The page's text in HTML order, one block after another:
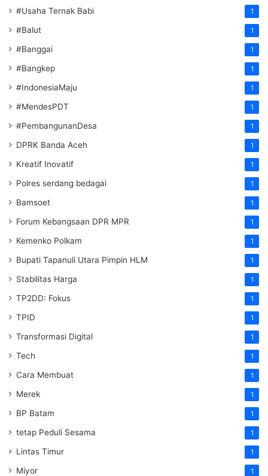
#Usaha Ternak Babi 1
#Balut 1
#Banggai 1
#Bangkep 1
#IndonesiaMaju 1
#MendesPDT 1
#PembangunanDesa 1
DPRK Banda Aceh 1
Kreatif Inovatif 1
Polres serdang bedagai 1
Bamsoet 1
Forum Kebangsaan DPR MPR 1
Kemenko Polkam 1
‎Bupati Tapanuli Utara Pimpin HLM 1
Stabilitas Harga 1
TP2DD: Fokus 1
TPID 1
Transformasi Digital 1
Tech 1
Cara Membuat 1
Merek 1
BP Batam 1
tetap Peduli Sesama 1
Lintas Timur 1
Miyor 1